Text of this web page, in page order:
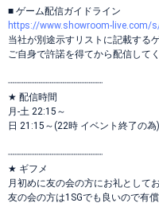
■ ゲーム配信ガイドライン
https://www.showroom-live.com/
当社が別途示すリストに記載する
ご自身で許諾を得てから配信してく
┈┈┈┈┈┈┈┈┈┈┈┈┈┈┈┈┈
★ 配信時間
月-土 22:15～
日 21:15～(22時 イベント終了の為)
┈┈┈┈┈┈┈┈┈┈┈┈┈┈┈┈┈
★ ギフメ
月初めに友の会の方にお礼として
友の会の方は1SGでも良いので有